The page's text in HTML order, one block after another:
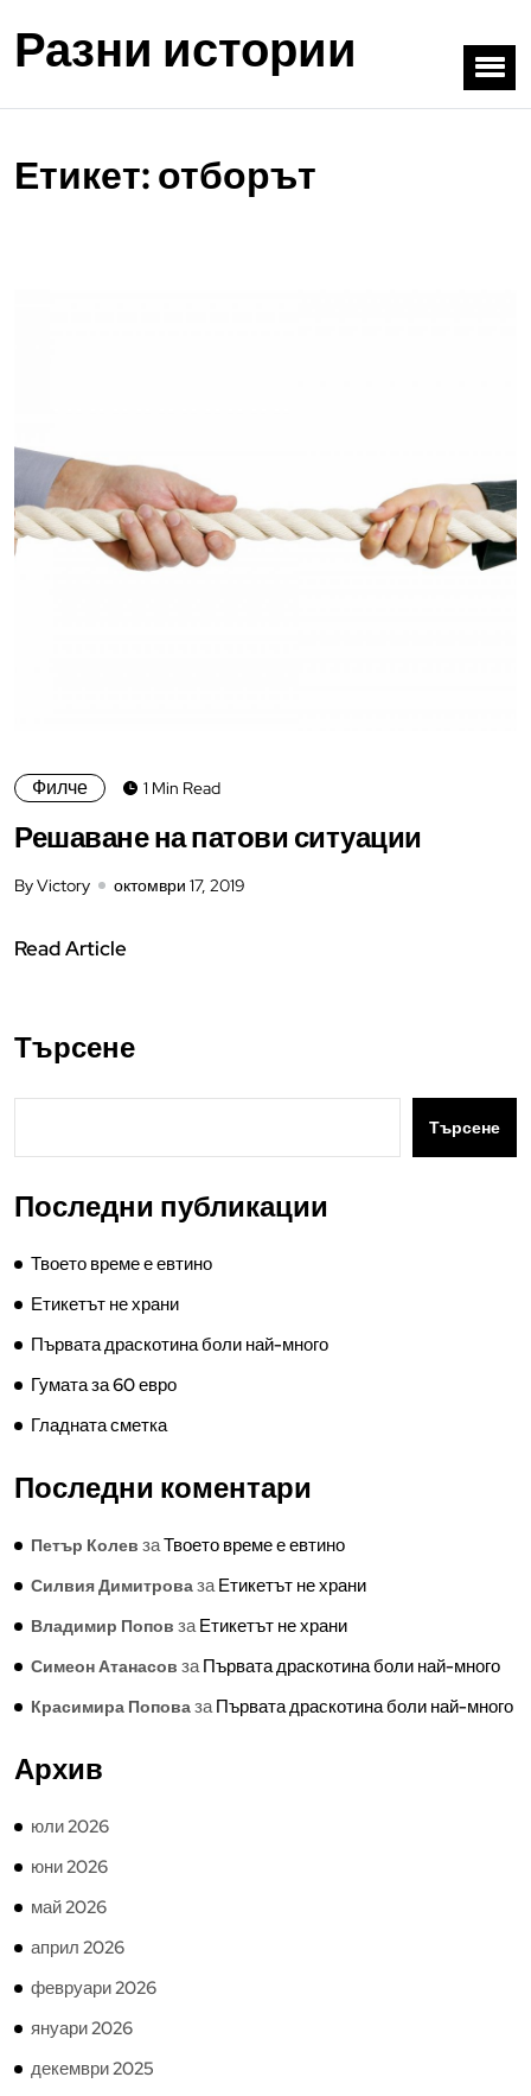
Разни истории
Етикет:отборът
Филче 1 Min Read
Решаване на патови ситуации
By Victory октомври 17, 2019
Read Article
Търсене
Търсене
Последни публикации
Твоето време е евтино
Етикетът не храни
Първата драскотина боли най-много
Гумата за 60 евро
Гладната сметка
Последни коментари
Петър Колев заТвоето време е евтино
Силвия ДимитровазаЕтикетът не храни
Владимир Попов заЕтикетът не храни
Симеон Атанасов заПървата драскотина боли най-много
Красимира ПоповазаПървата драскотина боли най-много
Архив
юли 2026
юни 2026
май 2026
април 2026
февруари 2026
януари 2026
декември 2025